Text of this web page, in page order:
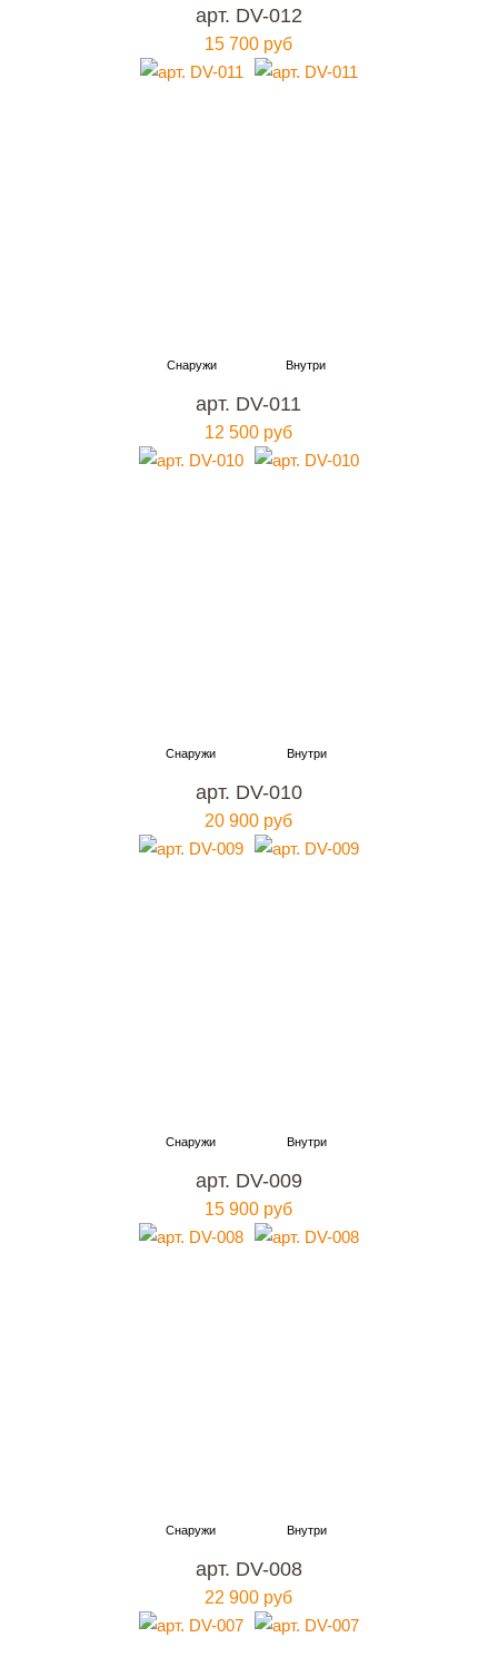
арт. DV-012
15 700 руб
арт. DV-011
12 500 руб
арт. DV-010
20 900 руб
арт. DV-009
15 900 руб
арт. DV-008
22 900 руб